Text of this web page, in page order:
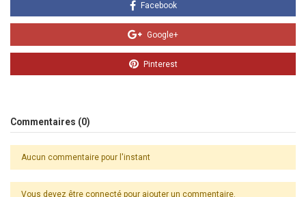
Facebook
Google+
Pinterest
Commentaires (0)
Aucun commentaire pour l'instant
Vous devez être connecté pour ajouter un commentaire.